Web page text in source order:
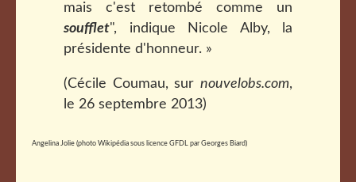
mais c'est retombé comme un
soufflet", indique Nicole Alby, la
présidente d'honneur. »
(Cécile Coumau, sur nouvelobs.com,
le 26 septembre 2013)
Angelina Jolie (photo Wikipédia sous licence GFDL par Georges Biard)